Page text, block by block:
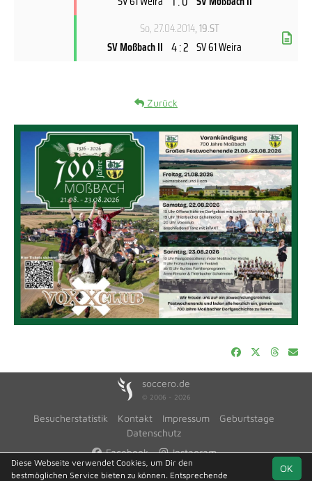
So, 27.04.2014, 19.ST
SV Moßbach II 4 : 2 SV 61 Weira
Zurück
soccero.de
© 2006 - 2026
Besucherstatistik Kontakt Impressum
Geburtstage
Datenschutz
Facebook
Instagram
OK
Diese Webseite verwendet Cookies, um Dir den
bestmöglichen Service bieten zu können. Entsprechende